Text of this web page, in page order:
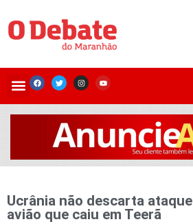
Ucrânia não descarta
avião que caiu em Teerã